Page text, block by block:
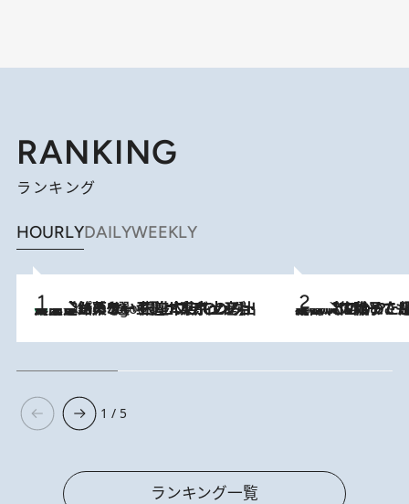
RANKING
ランキング
HOURLYDAILYWEEKLY
5 Hours Ago
【間違いのない王道・東京土産】資生堂パーラー 銀座本店でのみ出会える銘菓5選《極上プディング・濃厚チーズケーキ・ボンボンショコラほか》 2026.8.5
【阿川佐和子さんの年とる力】なぜ70代で始めた趣味は“こんなに楽しい”のか？ ピアノ、俳句…スランプに陥っても続けられる“ある秘訣”とは
1 / 5
ランキング一覧